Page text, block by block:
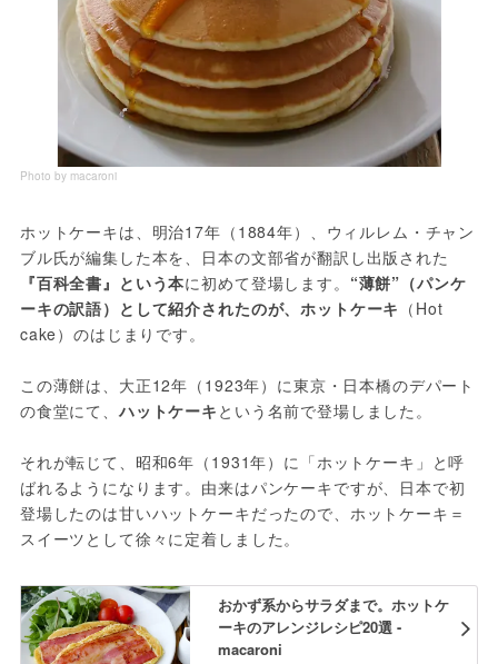
Photo by macaroni
ホットケーキは、明治17年（1884年）、ウィルレム・チャン
ブル氏が編集した本を、日本の文部省が翻訳し出版された
『百科全書』という本に初めて登場します。 “薄餅”（パンケ
ーキの訳語）として紹介されたのが、ホットケーキ （Hot
cake）のはじまりです。
この薄餅は、大正12年（1923年）に東京・日本橋のデパート
の食堂にて、 ハットケーキ という名前で登場しました。
それが転じて、昭和6年（1931年）に「ホットケーキ」と呼
ばれるようになります。由来はパンケーキですが、日本で初
登場したのは甘いハットケーキだったので、ホットケーキ＝
スイーツとして徐々に定着しました。
おかず系からサラダまで。ホットケ
ーキのアレンジレシピ20選 -
macaroni